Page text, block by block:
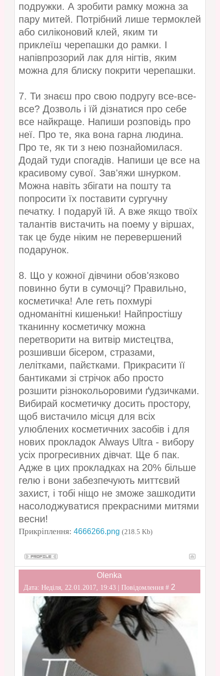
подружки. А зробити рамку можна за
пару митей. Потрібний лише термоклей
або силіконовий клей, яким ти
приклеїш черепашки до рамки. І
напівпрозорий лак для нігтів, яким
можна для блиску покрити черепашки.
7. Ти знаєш про свою подругу все-все-
все? Дозволь і їй дізнатися про себе
все найкраще. Напиши розповідь про
неї. Про те, яка вона гарна людина.
Про те, як ти з нею познайомилася.
Додай туди спогадів. Напиши це все на
красивому сувої. Зав'яжи шнурком.
Можна навіть збігати на пошту та
попросити їх поставити сургучну
печатку. І подаруй їй. А вже якщо твоїх
талантів вистачить на поему у віршах,
так це буде ніким не перевершений
подарунок.
8. Що у кожної дівчини обов'язково
повинно бути в сумочці? Правильно,
косметичка! Але геть похмурі
одноманітні кишеньки! Найпростішу
тканинну косметичку можна
перетворити на витвір мистецтва,
розшивши бісером, стразами,
лелітками, пайєтками. Прикрасити її
бантиками зі стрічок або просто
розшити різнокольоровими ґудзичками.
Вибирай косметичку досить простору,
щоб вистачило місця для всіх
улюблених косметичних засобів і для
нових прокладок Always Ultra - вибору
усіх прогресивних дівчат. Ще б пак.
Адже в цих прокладках на 20% більше
гелю і вони забезпечують миттєвий
захист, і тобі ніщо не зможе зашкодити
насолоджуватися прекрасними митями
весни!
Прикріплення: 4666266.png (218.5 Kb)
Olenka
Дата: Неділя, 22.01.2017, 19:43 | Повідомлення # 2